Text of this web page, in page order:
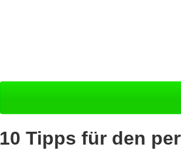
10 Tipps für den